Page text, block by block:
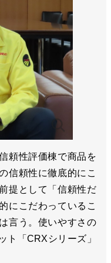
頼性評価棟で商品を
信頼性に徹底的にこ
提として「信頼性だ
にこだわっているこ
言う。使いやすさの
ト「CRXシリーズ」